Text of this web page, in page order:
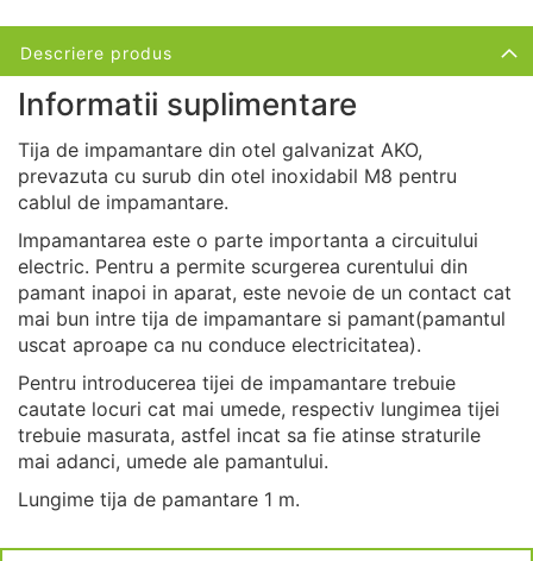
Descriere produs
Informatii suplimentare
Tija de impamantare din otel galvanizat AKO,
prevazuta cu surub din otel inoxidabil M8 pentru
cablul de impamantare.
Impamantarea este o parte importanta a circuitului
electric. Pentru a permite scurgerea curentului din
pamant inapoi in aparat, este nevoie de un contact cat
mai bun intre tija de impamantare si pamant(pamantul
uscat aproape ca nu conduce electricitatea).
Pentru introducerea tijei de impamantare trebuie
cautate locuri cat mai umede, respectiv lungimea tijei
trebuie masurata, astfel incat sa fie atinse straturile
mai adanci, umede ale pamantului.
Lungime tija de pamantare 1 m.